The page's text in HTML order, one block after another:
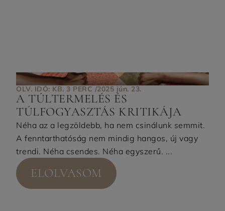
OLV. IDŐ: KB. 3 PERC /2025 jún. 23.
A TÚLTERMELÉS ÉS
TÚLFOGYASZTÁS KRITIKÁJA
Néha az a legzöldebb, ha nem csinálunk semmit.
A fenntarthatóság nem mindig hangos, új vagy
trendi. Néha csendes. Néha egyszerű. ...
ELOLVASOM